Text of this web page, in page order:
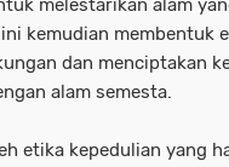
melestarikan alam
kemudian membentuk
dan menciptakan
alam semesta.
etika kepedulian yang